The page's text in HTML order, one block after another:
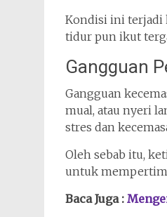
Kondisi ini terjadi
tidur pun ikut
Gangguan
Gangguan
mual, atau nyeri
stres dan
Oleh sebab itu,
untuk
Baca Juga :